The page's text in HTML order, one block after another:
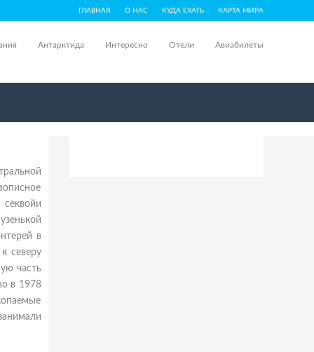
ГЛАВНАЯ О НАС КУДА ЕХАТЬ КАРТА МИРА
Антарктида Интересно Отели Авиабилеты
в
северу
часть
в 1978